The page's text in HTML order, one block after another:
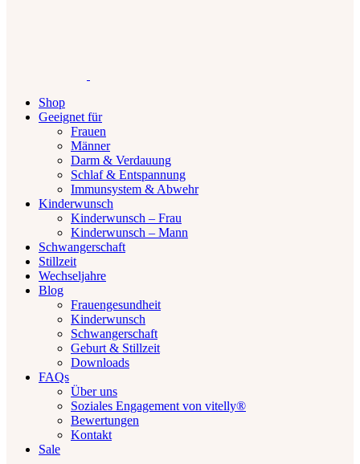
Shop
Geeignet für
Frauen
Männer
Darm & Verdauung
Schlaf & Entspannung
Immunsystem & Abwehr
Kinderwunsch
Kinderwunsch – Frau
Kinderwunsch – Mann
Schwangerschaft
Stillzeit
Wechseljahre
Blog
Frauengesundheit
Kinderwunsch
Schwangerschaft
Geburt & Stillzeit
Downloads
FAQs
Über uns
Soziales Engagement von vitelly®
Bewertungen
Kontakt
Sale